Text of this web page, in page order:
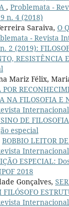
, Problemata -
n. 4 (2018)
Saraiva, O
- Revista
2 (2019):
RESISTÊNCIA
Mariz Félix,
NA FILOSOFIA E
DE
especial
BOBBIO LEITOR
ESPECIAL:
2018
Gonçalves,